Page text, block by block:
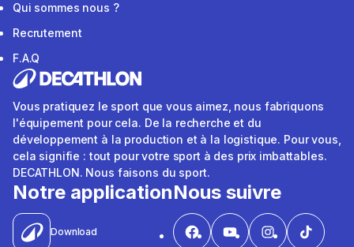
Qui sommes nous ?
Recrutement
F.A.Q
Vous pratiquez le sport que vous aimez, nous fabriquons
l'équipement pour cela. De la recherche et du
développement à la production et à la logistique. Pour vous,
cela signifie : tout pour votre sport à des prix imbattables.
DECATHLON. Nous faisons du sport.
Notre application
Download
Nous suivre